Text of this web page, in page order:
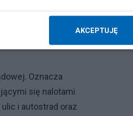
i
Oznacza
się nalotami
i autostrad oraz
AKCEPTUJĘ